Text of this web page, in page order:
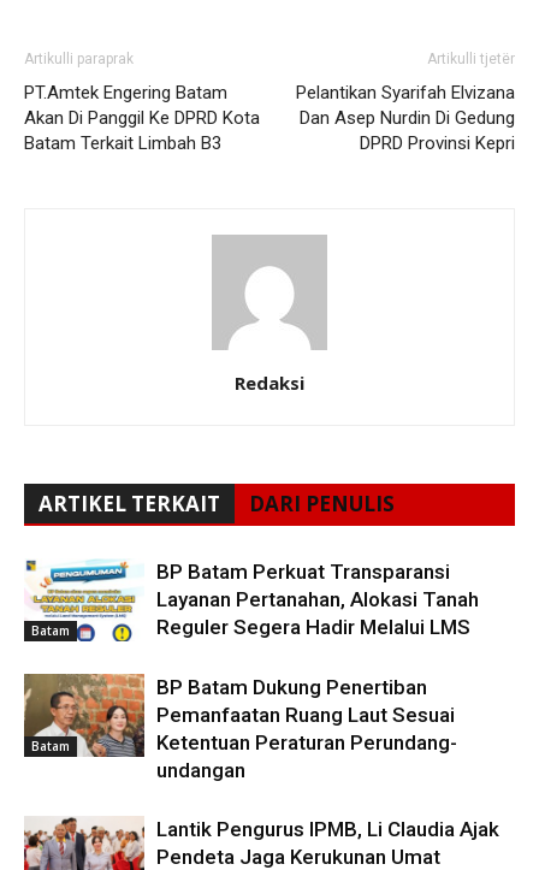
Artikulli paraprak
PT.Amtek Engering Batam
Akan Di Panggil Ke DPRD Kota
Batam Terkait Limbah B3
Artikulli tjetër
Pelantikan Syarifah Elvizana
Dan Asep Nurdin Di Gedung
DPRD Provinsi Kepri
Redaksi
ARTIKEL TERKAIT DARI PENULIS
Batam
BP Batam Perkuat Transparansi
Layanan Pertanahan, Alokasi Tanah
Reguler Segera Hadir Melalui LMS
Batam
BP Batam Dukung Penertiban
Pemanfaatan Ruang Laut Sesuai
Ketentuan Peraturan Perundang-
undangan
Lantik Pengurus IPMB, Li Claudia Ajak
Pendeta Jaga Kerukunan Umat